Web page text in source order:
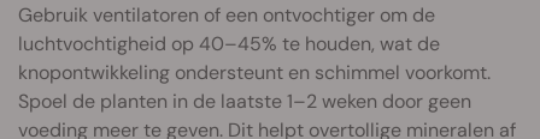
Gebruik ventilatoren of een ontvochtiger om de
luchtvochtigheid op 40–45% te houden, wat de
knopontwikkeling ondersteunt en schimmel voorkomt.
Spoel de planten in de laatste 1–2 weken door geen
voeding meer te geven. Dit helpt overtollige mineralen af